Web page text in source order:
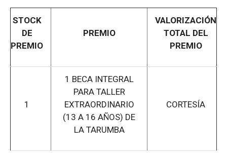
STOCK
DE
PREMIO
PREMIO
VALORIZACIÓN
TOTAL DEL
PREMIO
1
1 BECA INTEGRAL
PARA TALLER
EXTRAORDINARIO
(13 A 16 AÑOS) DE
LA TARUMBA
CORTESÍA